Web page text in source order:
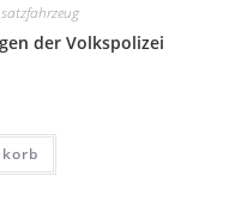
der Volkspolizei